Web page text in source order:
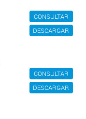
CONSULTAR
DESCARGAR
CONSULTAR
DESCARGAR